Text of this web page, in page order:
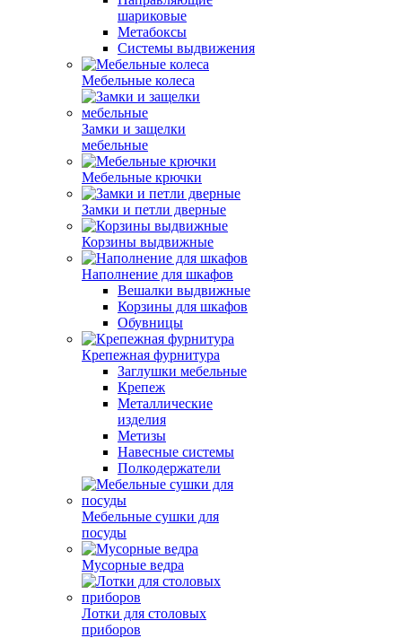
шариковые
Метабоксы
Системы выдвижения
Мебельные колеса
Замки и защелки
мебельные
Мебельные крючки
Замки и петли дверные
Корзины выдвижные
Наполнение для шкафов
Вешалки выдвижные
Корзины для шкафов
Обувницы
Крепежная фурнитура
Заглушки мебельные
Крепеж
Металлические
изделия
Метизы
Навесные системы
Полкодержатели
Мебельные сушки для
посуды
Мусорные ведра
Лотки для столовых
приборов